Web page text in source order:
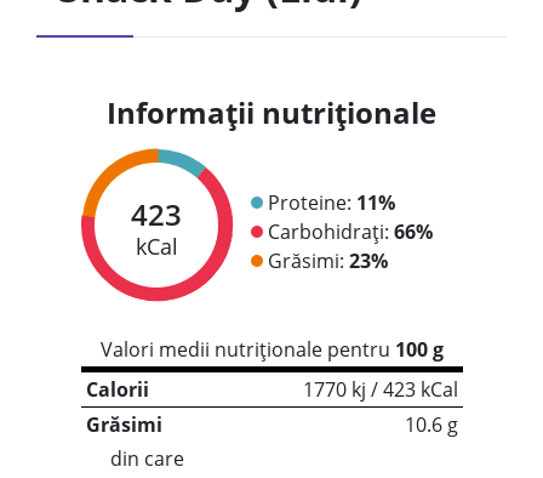
Informații nutriționale
423
kCal
Proteine: 11%
Carbohidrați: 66%
Grăsimi: 23%
Valori medii nutriționale pentru 100 g
Calorii
1770 kj / 423 kCal
Grăsimi
10.6 g
din care